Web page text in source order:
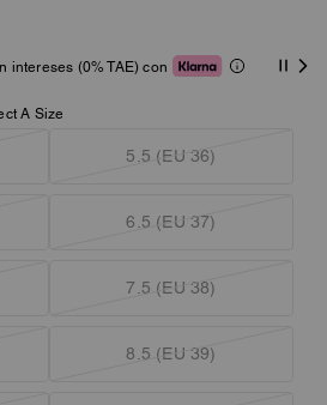
intereses (0% TAE) con
A Size
5.5 (EU 36)
6.5 (EU 37)
7.5 (EU 38)
8.5 (EU 39)